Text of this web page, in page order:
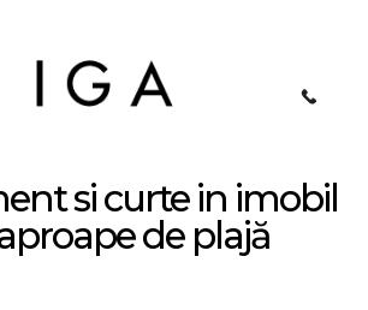
si curte in imobil
de plajă